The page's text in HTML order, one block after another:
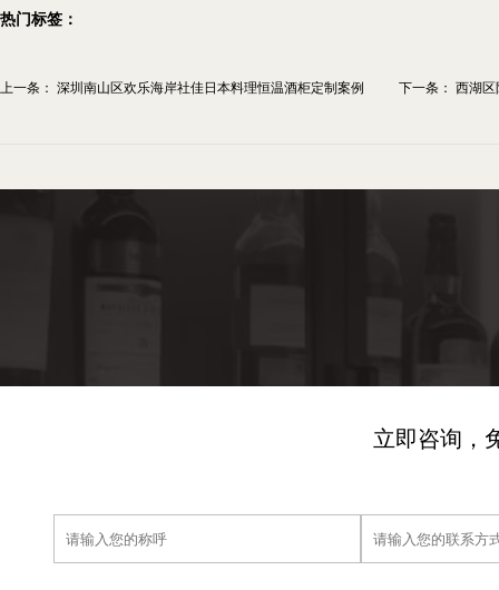
热门标签：
上一条： 深圳南山区欢乐海岸社佳日本料理恒温酒柜定制案例 下一条： 西湖区
立即咨询，